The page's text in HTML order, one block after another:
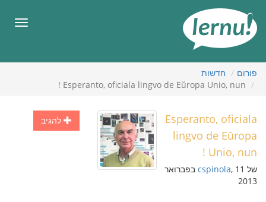
העניינים
פורום
חדשות
Esperanto, oficiala lingvo de Eŭropa Unio, nun !
להגיב
Esperanto, oficiala
lingvo de Eŭropa
Unio, nun !
של cspinola , 11 בפברואר
2013